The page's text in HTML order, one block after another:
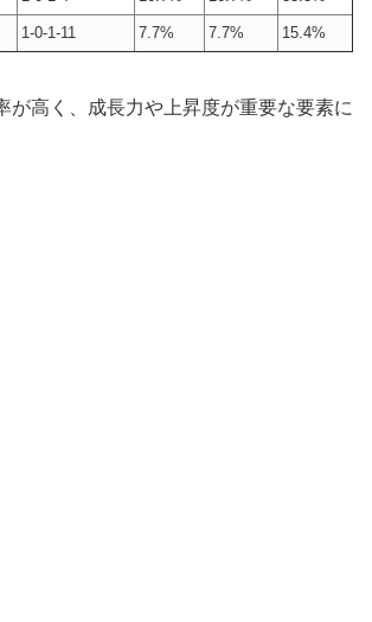
1-0-1-11 7.7% 7.7% 15.4%
が高く、成長力や上昇度が重要な要素に